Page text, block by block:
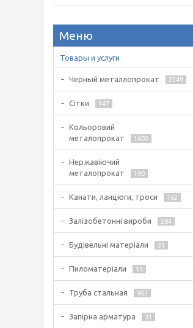
Товары и услуги
Черный металлопрокат 2249
Сітки 147
Кольоровий
металопрокат
1403
Нержавіючий
металопрокат
190
Канати, ланцюги, троси 162
Залізобетонні вироби 284
Будівельні матеріали 31
Пиломатеріали 14
Труба стальная 907
Запірна арматура 31